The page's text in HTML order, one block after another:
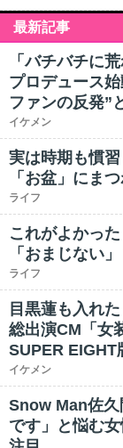
最新記事
「バチバチに
プロデュース
ファンの反発”
イケメン
実は時期も慣
「お盆」にま
ライフ
これがよかっ
「おまじない
ライフ
目黒蓮も入れ
総出演CM「女
SUPER EIGHT
イケメン
Snow Man佐
です」と悩む